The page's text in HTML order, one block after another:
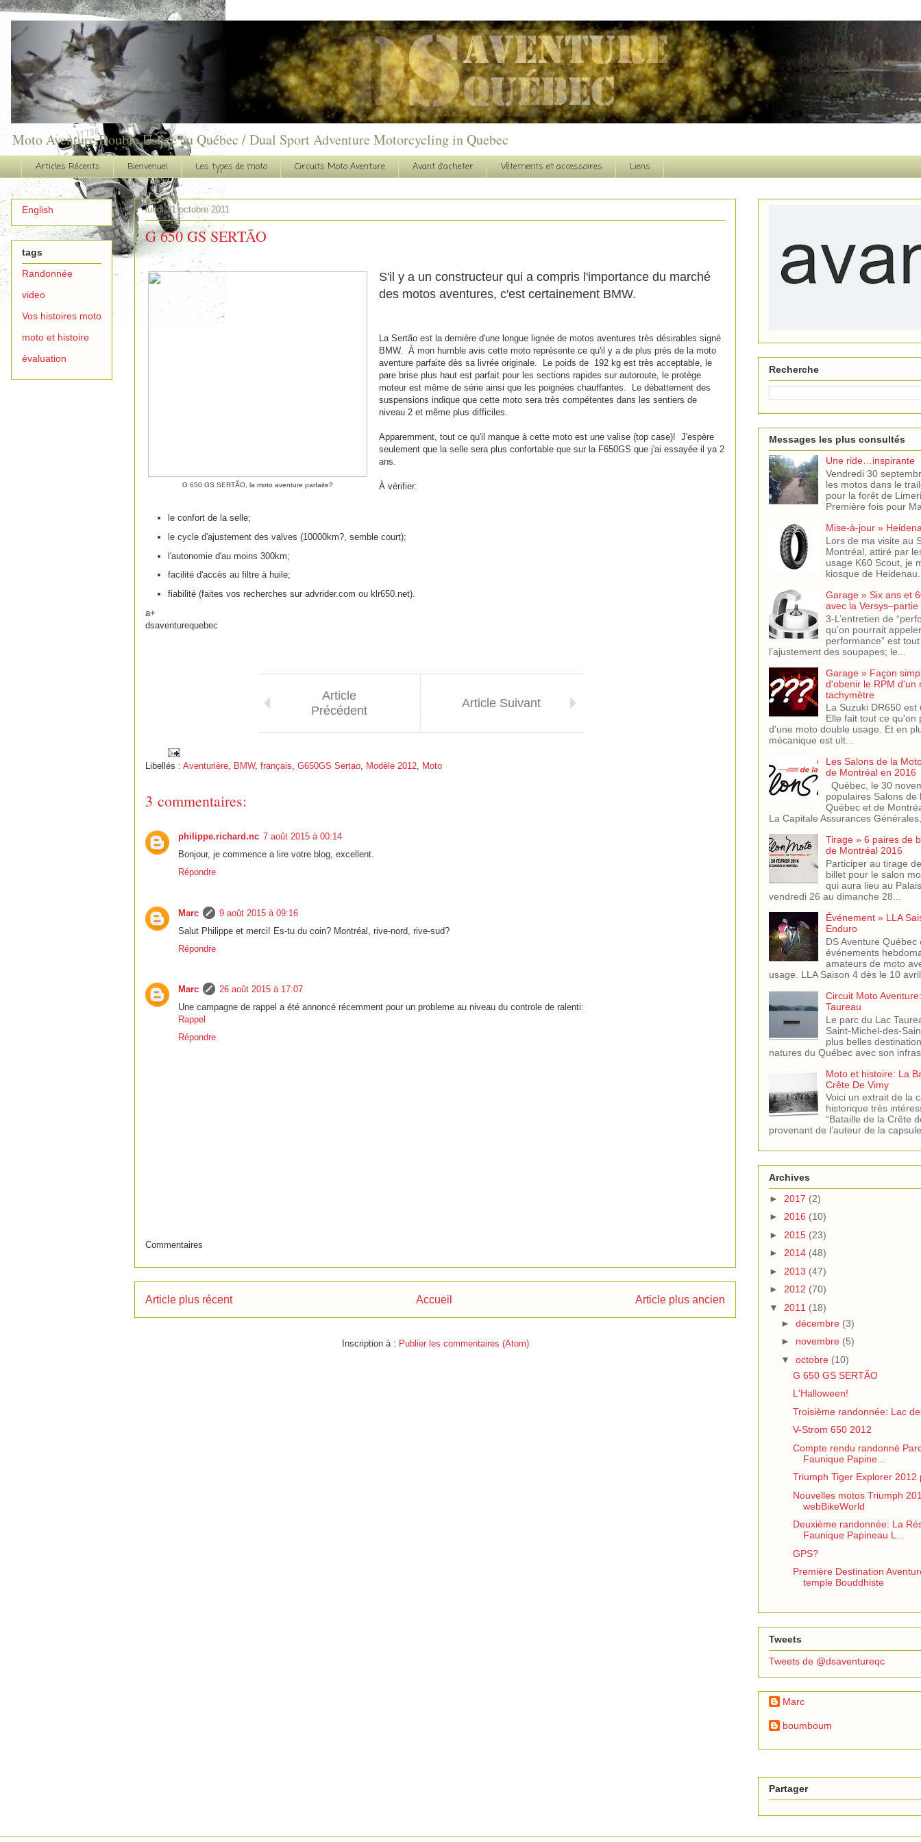
Moto Aventure Double Usage au Québec / Dual Sport Adventure Motorcycling in Quebec
Articles Récents Bienvenue! Les types de moto Circuits Moto Aventure Avant d'acheter Vêtements et accessoires Liens
lundi 31 octobre 2011
G 650 GS SERTÃO
G 650 GS SERTÃO, la moto aventure parfaite?
S'il y a un constructeur qui a compris l'importance du marché
des motos aventures, c'est certainement BMW.
La Sertão est la dernière d'une longue lignée de motos aventures très désirables signé
BMW. À mon humble avis cette moto représente ce qu'il y a de plus près de la moto
aventure parfaite dès sa livrée originale. Le poids de 192 kg est très acceptable, le
pare brise plus haut est parfait pour les sections rapides sur autoroute, le protège
moteur est même de série ainsi que les poignées chauffantes. Le débattement des
suspensions indique que cette moto sera très compétentes dans les sentiers de
niveau 2 et même plus difficiles.
Apparemment, tout ce qu'il manque à cette moto est une valise (top case)! J'espère
seulement que la selle sera plus confortable que sur la F650GS que j'ai essayée il ya 2
ans.
À vérifier:
le confort de la selle;
le cycle d'ajustement des valves (10000km?, semble court);
l'autonomie d'au moins 300km;
facilité d'accès au filtre à huile;
fiabilité (faites vos recherches sur advrider.com ou klr650.net).
a+
dsaventurequebec
Article
Précédent
Article Suivant
Libellés : Aventurière, BMW, français, G650GS Sertao, Modèle 2012, Moto
3 commentaires:
philippe.richard.nc 7 août 2015 à 00:14
Bonjour, je commence a lire votre blog, excellent.
Répondre
Marc
9 août 2015 à 09:16
Salut Philippe et merci! Es-tu du coin? Montréal, rive-nord, rive-sud?
Répondre
Marc
26 août 2015 à 17:07
Une campagne de rappel a été annoncé récemment pour un probleme au niveau du controle de ralenti:
Rappel
Répondre
Commentaires
Article plus récent Article plus ancien
Accueil
Inscription à : Publier les commentaires (Atom)
English
tags
Randonnée
video
Vos histoires moto
moto et histoire
évaluation
Recherche
Messages les plus consultés
Une ride…inspirante
Vendredi 30
les motos dans le
pour la forêt de
Première fois pour
Mise-à-jour »
Lors de ma visite au
Montréal, attiré par
usage K60 Scout, je
kiosque de Heidenau.
Garage » Six ans et
avec la Versys–partie
3-L’entretien de
qu’on pourrait
performance” est
l’ajustement des soupapes; le...
Garage » Façon
d'obenir le RPM d'un
tachymètre
La Suzuki DR650
Elle fait tout ce qu'on
d'une moto double usage. Et en
mécanique est ult...
Les Salons de la
de Montréal en 2016
Québec, le 30
populaires Salons de
Québec et de
La Capitale Assurances
Tirage » 6 paires de
de Montréal 2016
Participer au tirage
billet pour le salon
qui aura lieu au
vendredi 26 au dimanche 28...
Événement » LLA
Enduro
DS Aventure Québec
événements
amateurs de moto
usage. LLA Saison 4 dès le 10
Circuit Moto
Taureau
Le parc du Lac
Saint-Michel-des-
plus belles
natures du Québec avec son
Moto et histoire: La
Crête De Vimy
Voici un extrait de la
historique très
“Bataille de la Crête
provenant de l’auteur de la
Archives
► 2017 (2)
► 2016 (10)
► 2015 (23)
► 2014 (48)
► 2013 (47)
► 2012 (70)
▼ 2011 (18)
► décembre (3)
► novembre (5)
▼ octobre (10)
G 650 GS SERTÃO
L'Halloween!
Troisième randonnée: Lac
V-Strom 650 2012
Compte rendu randonné
Faunique Papine...
Triumph Tiger Explorer 2012
Nouvelles motos Triumph
webBikeWorld
Deuxième randonnée: La
Faunique Papineau L...
GPS?
Première Destination
temple Bouddhiste
Tweets
Tweets de @dsaventureqc
Marc
boumboum
Partager